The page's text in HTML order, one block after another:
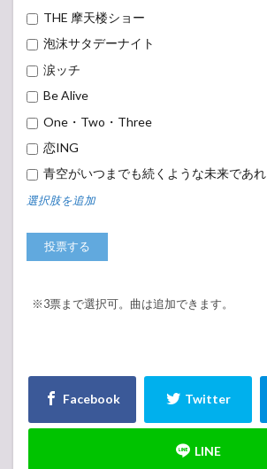
THE 摩天楼ショー
泡沫サタデーナイト
涙ッチ
Be Alive
One・Two・Three
恋ING
青空がいつまでも続くような未来であれ
選択肢を追加
※3票まで選択可。曲は追加できます。